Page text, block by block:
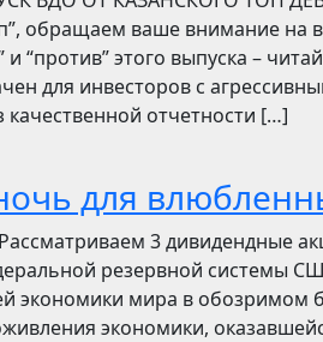
обращаем ваше внимание
и “против” этого выпуска –
для инвесторов с
отчетности […]
для
3 дивидендные
резервной системы
экономики мира в обозримом
экономики,